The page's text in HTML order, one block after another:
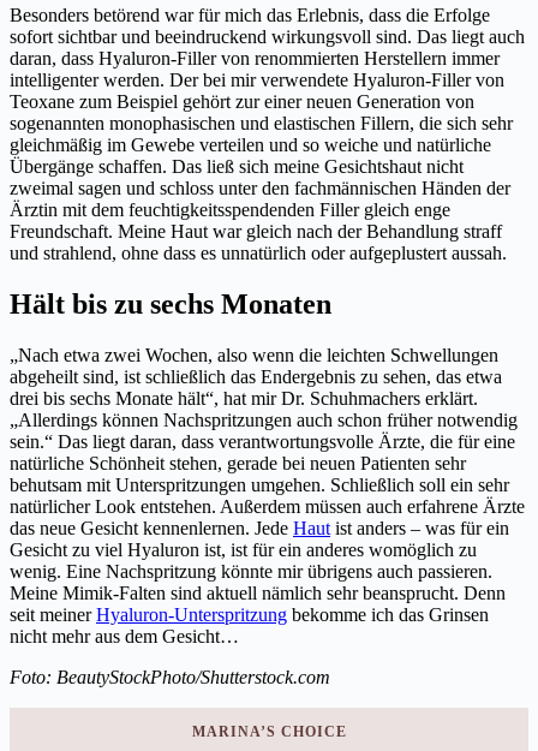
Besonders betörend war für mich das Erlebnis, dass die Erfolge
sofort sichtbar und beeindruckend wirkungsvoll sind. Das liegt auch
daran, dass Hyaluron-Filler von renommierten Herstellern immer
intelligenter werden. Der bei mir verwendete Hyaluron-Filler von
Teoxane zum Beispiel gehört zur einer neuen Generation von
sogenannten monophasischen und elastischen Fillern, die sich sehr
gleichmäßig im Gewebe verteilen und so weiche und natürliche
Übergänge schaffen. Das ließ sich meine Gesichtshaut nicht
zweimal sagen und schloss unter den fachmännischen Händen der
Ärztin mit dem feuchtigkeitsspendenden Filler gleich enge
Freundschaft. Meine Haut war gleich nach der Behandlung straff
und strahlend, ohne dass es unnatürlich oder aufgeplustert aussah.
Hält bis zu sechs Monaten
„Nach etwa zwei Wochen, also wenn die leichten Schwellungen
abgeheilt sind, ist schließlich das Endergebnis zu sehen, das etwa
drei bis sechs Monate hält“, hat mir Dr. Schuhmachers erklärt.
„Allerdings können Nachspritzungen auch schon früher notwendig
sein.“ Das liegt daran, dass verantwortungsvolle Ärzte, die für eine
natürliche Schönheit stehen, gerade bei neuen Patienten sehr
behutsam mit Unterspritzungen umgehen. Schließlich soll ein sehr
natürlicher Look entstehen. Außerdem müssen auch erfahrene Ärzte
das neue Gesicht kennenlernen. Jede Haut ist anders – was für ein
Gesicht zu viel Hyaluron ist, ist für ein anderes womöglich zu
wenig. Eine Nachspritzung könnte mir übrigens auch passieren.
Meine Mimik-Falten sind aktuell nämlich sehr beansprucht. Denn
seit meinerHyaluron-Unterspritzung bekomme ich das Grinsen
nicht mehr aus dem Gesicht…
Foto: BeautyStockPhoto/Shutterstock.com
MARINA’S CHOICE